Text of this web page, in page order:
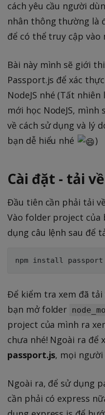
cách yêu cầu người
nhân thông thường là
để có thể truy cập
Bài này mình sẽ giới
Passport.js để xác
NodeJS nhé (Tất
mới học NodeJS,
về cách sử dụng và lý
bạn dễ hiểu nhé
)
Cài đặt - tải
Đầu tiên cần phải tải về
Vào folder project của
dụng câu lệnh sau để
npm install passport
Để kiểm tra xem đã tải
bạn mở folder
project của mình ra
chưa nhé! Ngoài ra để
passport.js, mọi
Ngoài ra, để sử dụng
cần phải có express